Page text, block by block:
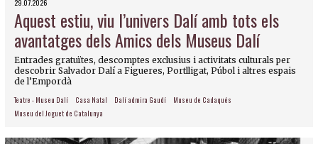
29.07.2026
Aquest estiu, viu l’univers Dalí amb tots els
avantatges dels Amics dels Museus Dalí
Entrades gratuïtes, descomptes exclusius i activitats culturals per
descobrir Salvador Dalí a Figueres, Portlligat, Púbol i altres espais
de l’Empordà
Teatre - Museu Dalí Casa Natal Dalí admira Gaudí
Museu de Cadaqués
Museu del Joguet de Catalunya